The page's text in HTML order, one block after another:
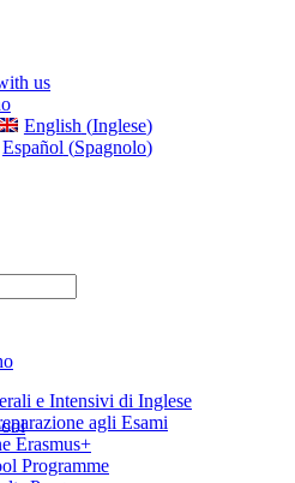
us
English (Inglese)
Español (Spagnolo)
e Intensivi di Inglese
agli Esami
Erasmus+
Programme